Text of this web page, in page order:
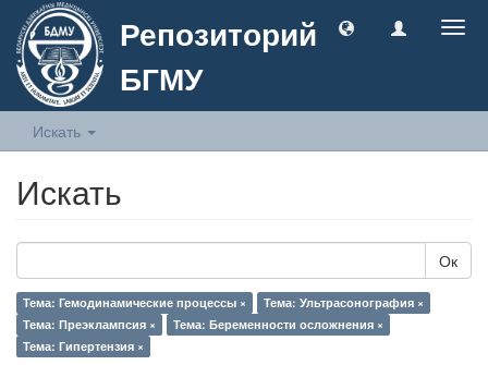
Репозиторий
БГМУ
Искать
Искать
Ок
Тема: Гемодинамические процессы ×
Тема: Ультрасонография ×
Тема: Преэклампсия ×
Тема: Беременности осложнения ×
Тема: Гипертензия ×